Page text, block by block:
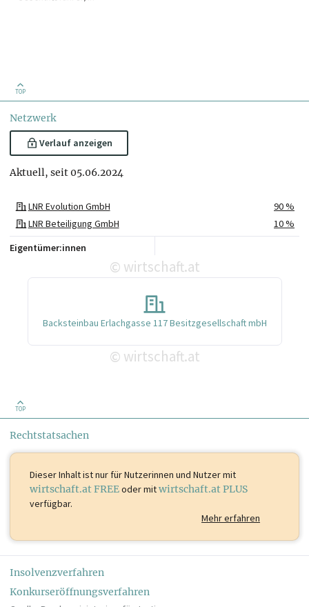
TOP
Netzwerk
Verlauf anzeigen
Aktuell, seit 05.06.2024
LNR Evolution GmbH
90 %
LNR Beteiligung GmbH
10 %
Eigentümer:innen
© wirtschaft.at
Backsteinbau Erlachgasse 117 Besitzgesellschaft mbH
© wirtschaft.at
TOP
Rechtstatsachen
Dieser Inhalt istnur für Nutzerinnen und Nutzer mit
wirtschaft.at FREEoder mitwirtschaft.at PLUS
verfügbar.
Mehr erfahren
Insolvenzverfahren
Konkurseröffnungsverfahren